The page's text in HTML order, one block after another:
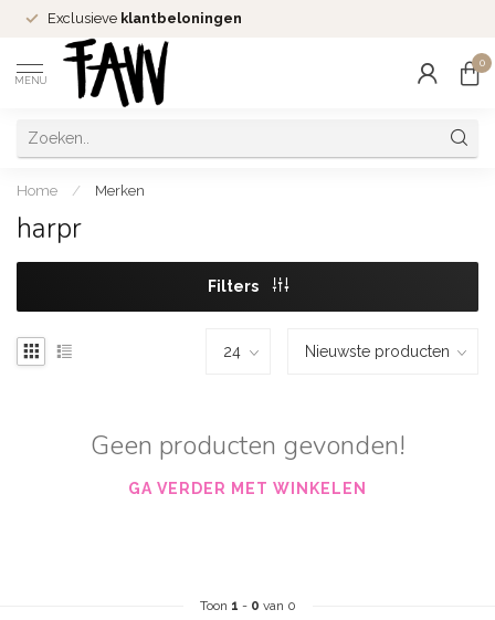
Exclusieve klantbeloningen
MENU
0
Home / Merken
harpr
Filters
Geen producten gevonden!
GA VERDER MET WINKELEN
Toon 1 - 0 van 0